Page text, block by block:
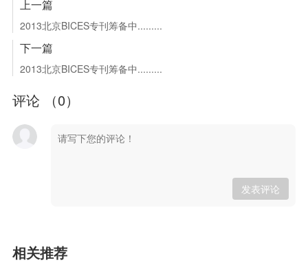
上一篇
2013北京BICES专刊筹备中.........
下一篇
2013北京BICES专刊筹备中.........
评论 （0）
发表评论
相关推荐